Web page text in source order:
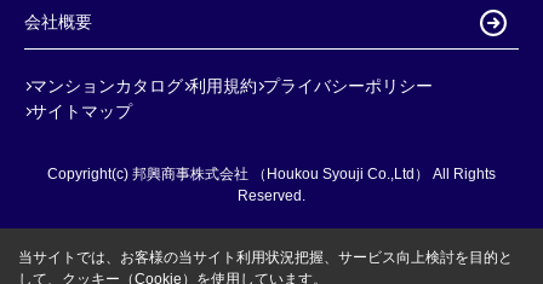
会社概要
マンションカタログ 利用規約 プライバシーポリシー
サイトマップ
Copyright(c) 邦興商事株式会社 （Houkou Syouji Co.,Ltd） All Rights
Reserved.
当サイトでは、お客様の当サイト利用状況把握、サービス向上検討を目的と
して、クッキー（Cookie）を使用しています。